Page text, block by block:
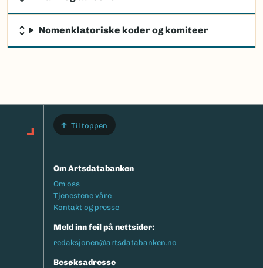
Nomenklatoriske koder og komiteer
Til toppen
Om Artsdatabanken
Footermeny
Om oss
Tjenestene våre
Kontakt og presse
Meld inn feil på nettsider:
redaksjonen@artsdatabanken.no
Besøksadresse